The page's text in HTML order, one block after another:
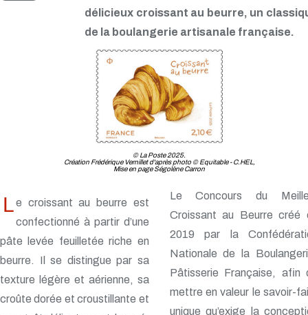
délicieux croissant au beurre, un
de la boulangerie artisanale française.
© La Poste 2025.
Création Frédérique Vernillet d'après photo © Equitable - C.HEL,
Mise en page Ségolène Carron
Le croissant au beurre est
confectionné à partir d’une
pâte levée feuilletée riche en
beurre. Il se distingue par sa
texture légère et aérienne, sa
croûte dorée et croustillante et
Le Concours du
Croissant au Beurre créé
2019 par la
Nationale de la
Pâtisserie Française, afin
mettre en valeur le savoir-
unique qu’exige la